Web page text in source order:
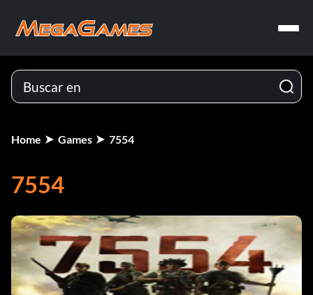
Home Games 7554
7554